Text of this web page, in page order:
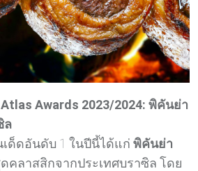
Awards 2023/2024: พิคันย่า
ล
ด็ดอันดับ 1 ในปีนี้ได้แก่ พิคันย่า
คลาสสิกจากประเทศบราซิล โดย